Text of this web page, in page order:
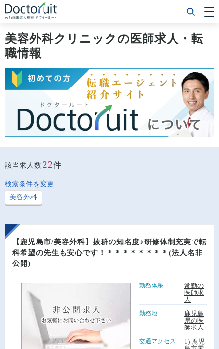
[常勤] 科目から探す
[常勤] 特徴から探す
Doctoruit医師転職特集
Doctoruitについて
運営者情報
プライバシーポリシー
美容外科クリニックの医師求人・転
職情報
該当求人数 22件
検索条件を変更:
美容外科
【鹿児島市/美容外科】抜群の知名度♪研修体制充実で転
科希望の先生も安心です！＊＊＊＊＊＊＊＊(法人名非
公開)
勤務体系
常勤の
医師求
人
勤務地
鹿児島
県の医
師求人
交通アクセス
1) 鹿児